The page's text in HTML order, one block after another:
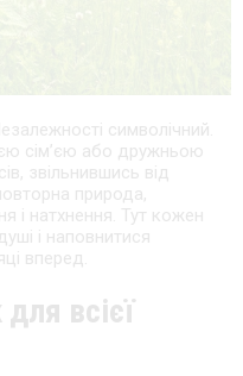
символічний.
сім’єю або дружньою
звільнившись від
природа,
і натхнення. Тут кожен
і наповнитися
вперед.
всієї